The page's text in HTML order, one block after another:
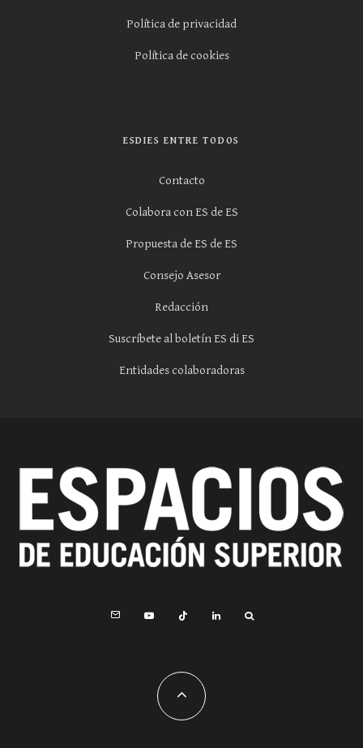
Política de privacidad
Política de cookies
ESDIES ENTRE TODOS
Contacto
Colabora con ES de ES
Propuesta de ES de ES
Consejo Asesor
Redacción
Suscríbete al boletín ES di ES
Entidades colaboradoras